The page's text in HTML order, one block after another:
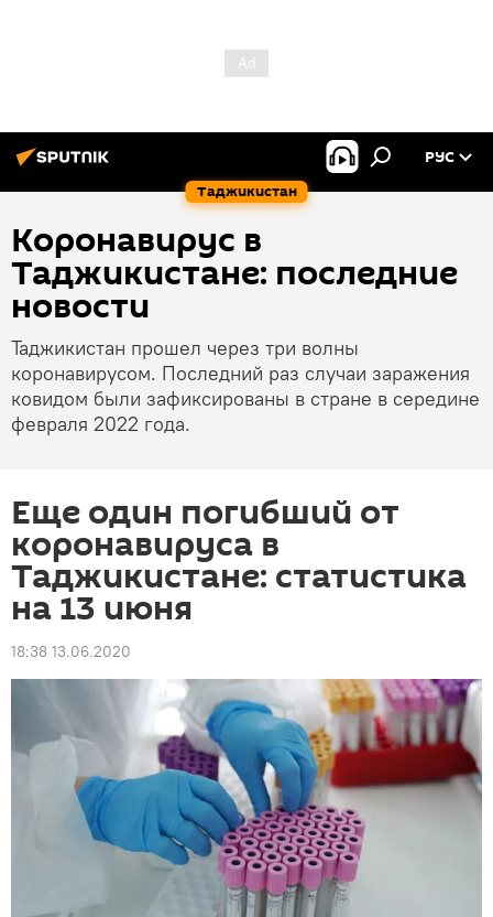
Таджикистан
РУС
Коронавирус в
Таджикистане: последние
новости
Таджикистан прошел через три волны
коронавирусом. Последний раз случаи заражения
ковидом были зафиксированы в стране в середине
февраля 2022 года.
Еще один погибший от
коронавируса в
Таджикистане: статистика
на 13 июня
18:38 13.06.2020